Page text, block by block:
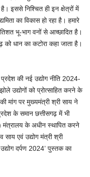
इससे निश्चित ही इन क्षेत्रों में
का विकास हो रहा है। हमारे
भू-भाग वनों से आच्छादित है।
धान का कटोरा कहा जाता है।
की नई उद्योग नीति 2024-
उद्योगों को प्रोत्साहित करने के
मांग पर मुख्यमंत्री श्री साय ने
के समान छत्तीसगढ़ में भी
मंत्रालय के अधीन स्थापित करने
साय एवं उद्योग मंत्री श्री
दर्पण 2024’ पुस्तक का